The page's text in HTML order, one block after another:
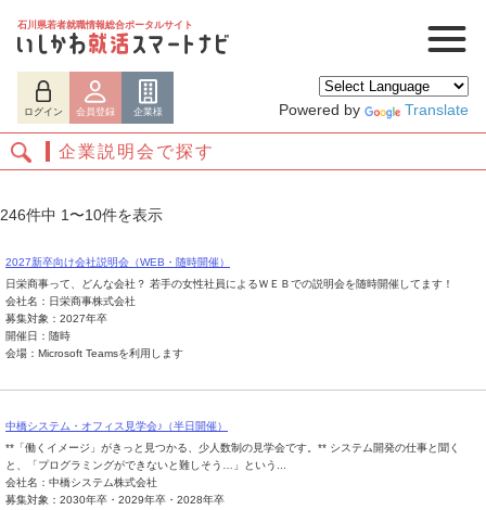
石川県若者就職情報総合ポータルサイト
ログイン 会員登録 企業様 Powered by Translate
企業説明会で探す
246件中 1〜10件を表示
2027新卒向け会社説明会（WEB・随時開催）
日栄商事って、どんな会社？ 若手の女性社員によるＷＥＢでの説明会を随時開催してます！
会社名：日栄商事株式会社
募集対象：2027年卒
開催日：随時
会場：Microsoft Teamsを利用します
中橋システム・オフィス見学会♪（半日開催）
**「働くイメージ」がきっと見つかる、少人数制の見学会です。** システム開発の仕事と聞く
と、「プログラミングができないと難しそう…」という...
会社名：中橋システム株式会社
募集対象：2030年卒・2029年卒・2028年卒